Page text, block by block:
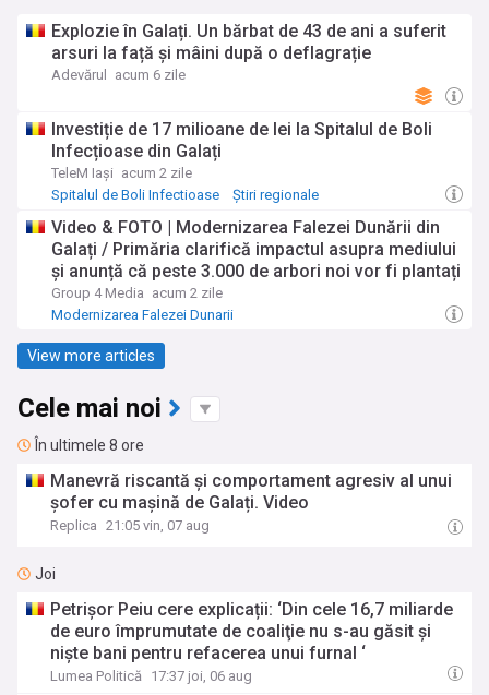
Explozie în Galați. Un bărbat de 43 de ani a suferit
arsuri la față și mâini după o deflagrație
Adevărul acum 6 zile
Investiție de 17 milioane de lei la Spitalul de Boli
Infecțioase din Galați
TeleM Iași acum 2 zile
Spitalul de Boli Infectioase
Știri regionale
Video & FOTO | Modernizarea Falezei Dunării din
Galați / Primăria clarifică impactul asupra mediului
și anunță că peste 3.000 de arbori noi vor fi plantați
Group 4 Media acum 2 zile
Modernizarea Falezei Dunarii
View more articles
Cele mai noi
În ultimele 8 ore
Manevră riscantă și comportament agresiv al unui
șofer cu mașină de Galați. Video
Replica 21:05 vin, 07 aug
Joi
Petrişor Peiu cere explicații: ‘Din cele 16,7 miliarde
de euro împrumutate de coaliţie nu s-au găsit şi
nişte bani pentru refacerea unui furnal ‘
Lumea Politică 17:37 joi, 06 aug